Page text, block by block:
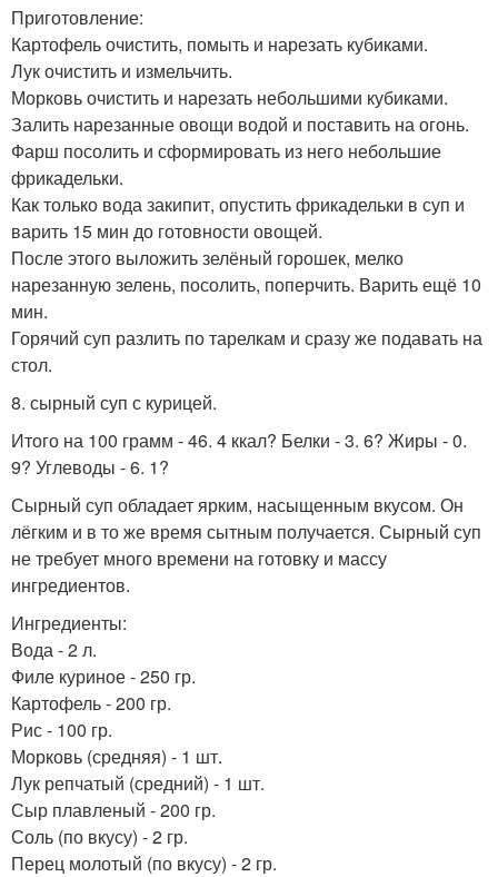
Приготовление:
Картофель очистить, помыть и нарезать кубиками.
Лук очистить и измельчить.
Морковь очистить и нарезать небольшими кубиками.
Залить нарезанные овощи водой и поставить на огонь.
Фарш посолить и сформировать из него небольшие
фрикадельки.
Как только вода закипит, опустить фрикадельки в суп и
варить 15 мин до готовности овощей.
После этого выложить зелёный горошек, мелко
нарезанную зелень, посолить, поперчить. Варить ещё 10
мин.
Горячий суп разлить по тарелкам и сразу же подавать на
стол.
8. сырный суп с курицей.
Итого на 100 грамм - 46. 4 ккал? Белки - 3. 6? Жиры - 0.
9? Углеводы - 6. 1?
Сырный суп обладает ярким, насыщенным вкусом. Он
лёгким и в то же время сытным получается. Сырный суп
не требует много времени на готовку и массу
ингредиентов.
Ингредиенты:
Вода - 2 л.
Филе куриное - 250 гр.
Картофель - 200 гр.
Рис - 100 гр.
Морковь (средняя) - 1 шт.
Лук репчатый (средний) - 1 шт.
Сыр плавленый - 200 гр.
Соль (по вкусу) - 2 гр.
Перец молотый (по вкусу) - 2 гр.